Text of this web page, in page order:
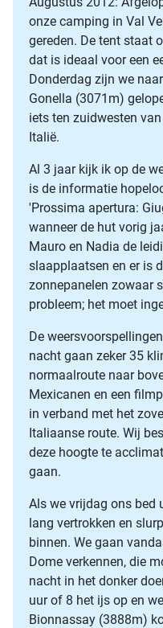
onze camping in Val
gereden. De tent staat
dat is ideaal voor een
Donderdag zijn we
Gonella (3071m)
iets ten zuidwesten
Italië.
Al 3 jaar kijk ik op de
is de informatie
'Prossima apertura:
wanneer de hut vorig
Mauro en Nadia de
slaapplaatsen en er is
zonnepanelen zowaar
probleem; het moet
De
nacht gaan zeker 35
normaalroute naar
Mexicanen en een
in verband met het
Italiaanse route. Wij
deze hoogte te
gaan.
Als we vrijdag ons bed
lang vertrokken en
binnen. We gaan
Dome verkennen, die
nacht in het donker
uur of 8 het ijs op en
Bionnassay (3888m)